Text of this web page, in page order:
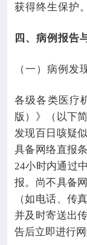
获得终生保护。
四、病例报告
（一）病例发
各级各类医疗
版）》（以下
发现百日咳疑
具备网络直报
24小时内通过
报。尚不具备
（如电话、传
并及时寄送出
告后立即进行网